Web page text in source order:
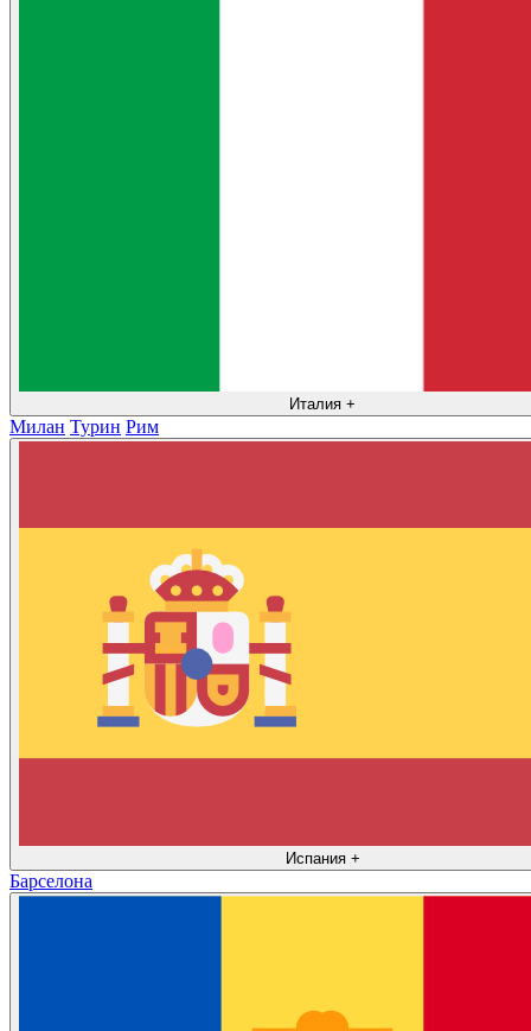
Италия +
Милан Турин Рим
Испания +
Барселона